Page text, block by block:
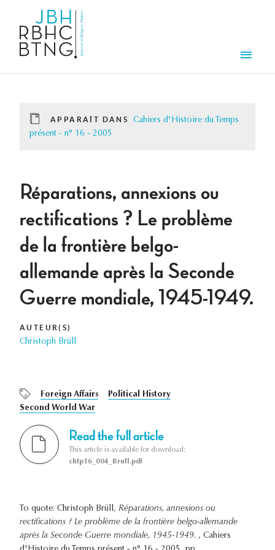
APPARAÎT DANS
Cahiers d'Histoire du Temps
présent - n° 16 - 2005
Réparations, annexions ou
rectifications ? Le problème
de la frontière belgo-
allemande après la Seconde
Guerre mondiale, 1945-1949.
AUTEUR(S)
Christoph Brüll
Foreign Affairs
Political History
Second World War
Read the full article
This article is available for download:
chtp16_004_Brull.pdf
To quote: Christoph Brüll, Réparations, annexions ou
rectifications ? Le problème de la frontière belgo-allemande
après la Seconde Guerre mondiale, 1945-1949. , Cahiers